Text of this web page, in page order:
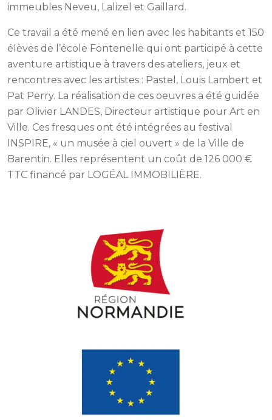
immeubles Neveu, Lalizel et Gaillard.
Ce travail a été mené en lien avec les habitants et 150
élèves de l’école Fontenelle qui ont participé à cette
aventure artistique à travers des ateliers, jeux et
rencontres avec les artistes : Pastel, Louis Lambert et
Pat Perry. La réalisation de ces oeuvres a été guidée
par Olivier LANDES, Directeur artistique pour Art en
Ville. Ces fresques ont été intégrées au festival
INSPIRE, « un musée à ciel ouvert » de la Ville de
Barentin. Elles représentent un coût de 126 000 €
TTC financé par LOGÉAL IMMOBILIÈRE.